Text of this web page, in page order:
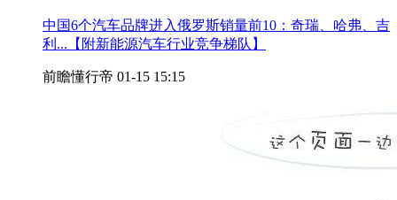
中国6个汽车品牌进入俄罗斯销量前10：奇瑞、哈弗、吉
利...【附新能源汽车行业竞争梯队】
前瞻懂行帝 01-15 15:15